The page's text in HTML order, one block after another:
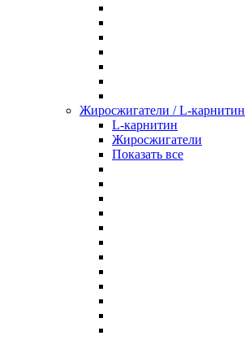
Жиросжигатели / L-карнитин
L-карнитин
Жиросжигатели
Показать все